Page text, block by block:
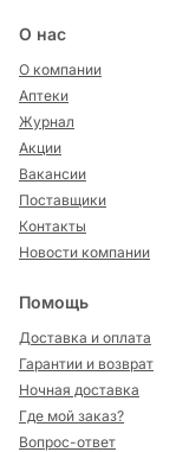
О нас
О компании
Аптеки
Журнал
Акции
Вакансии
Поставщики
Контакты
Новости компании
Помощь
Доставка и оплата
Гарантии и возврат
Ночная доставка
Где мой заказ?
Вопрос-ответ